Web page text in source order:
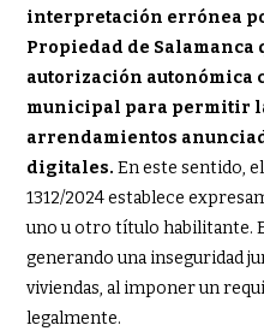
interpretación errónea
Propiedad de Salamanca
autorización autonómica
municipal para permitir
arrendamientos
digitales.En este sentido,
1312/2024 establece
uno u otro título habilitante.
generando una inseguridad
viviendas, al imponer un
legalmente.